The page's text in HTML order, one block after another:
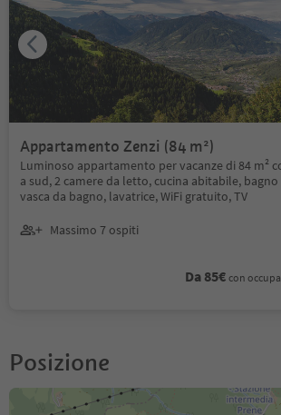
Appartamento Zenzi (84 m²)
Luminoso appartamento per vacanze di 84 m²
a sud, 2 camere da letto, cucina abitabile, bagno
vasca da bagno, lavatrice, WiFi gratuito, TV
Massimo 7 ospiti
Da 85€ con
Posizione